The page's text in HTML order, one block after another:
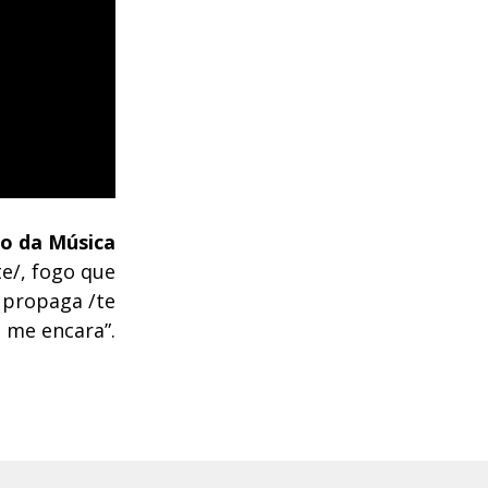
da Música
, fogo que
propaga /te
encara”.